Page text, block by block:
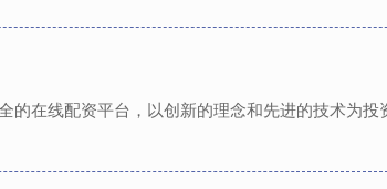
在线配资平台，以创新的理念和先进的技术为